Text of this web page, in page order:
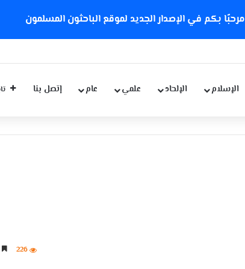
مرحبًا بكم في الإصدار الجديد لموقع الباحثون المسلمون
الإسلام الإلحاد علمي عام إتصل بنا
226 4 دقائق